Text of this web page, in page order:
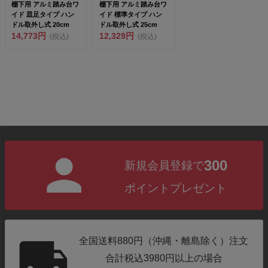
棚下用 アルミ踏み台ワ
イド 皿足タイプ ハン
ドル取外し式 20cm
14,773円 (税込)
棚下用 アルミ踏み台ワ
イド 標準タイプ ハン
ドル取外し式 25cm
12,329円 (税込)
新規会員登録で300
ポイントプレゼント
全国送料880円（沖縄・離島除く）注文
合計税込3980円以上の場合